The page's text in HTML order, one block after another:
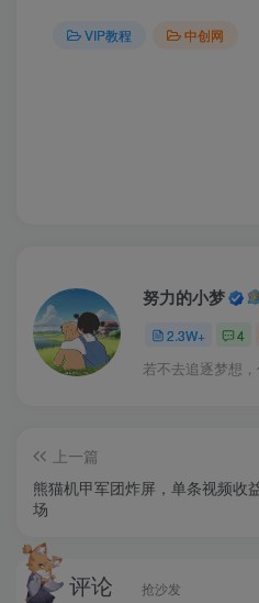
VIP教程 中创网
努力的小梦
2.3W+ 4
若不去追逐梦想
上一篇
熊猫机甲军团炸屏，单条视频收
场
评论 抢沙发